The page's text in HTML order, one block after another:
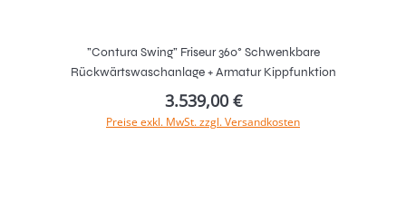
"Contura Swing" Friseur 360° Schwenkbare
Rückwärtswaschanlage + Armatur Kippfunktion
3.539,00 €
Preise exkl. MwSt. zzgl. Versandkosten